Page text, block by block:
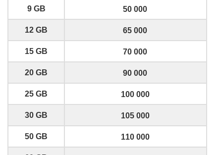
9 GB 50 000
12 GB 65 000
15 GB 70 000
20 GB 90 000
25 GB 100 000
30 GB 105 000
50 GB 110 000